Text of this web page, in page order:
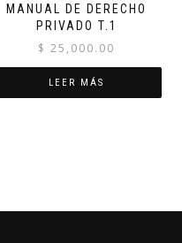
MANUAL DE DERECHO
PRIVADO T.1
$ 25,000.00
LEER MÁS